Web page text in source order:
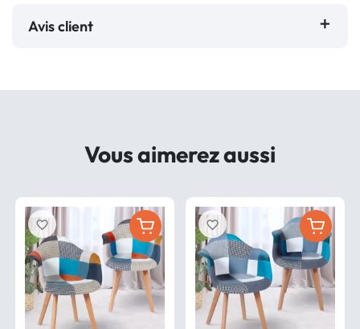
Avis client
Vous aimerez aussi
favorite_border favorite_border